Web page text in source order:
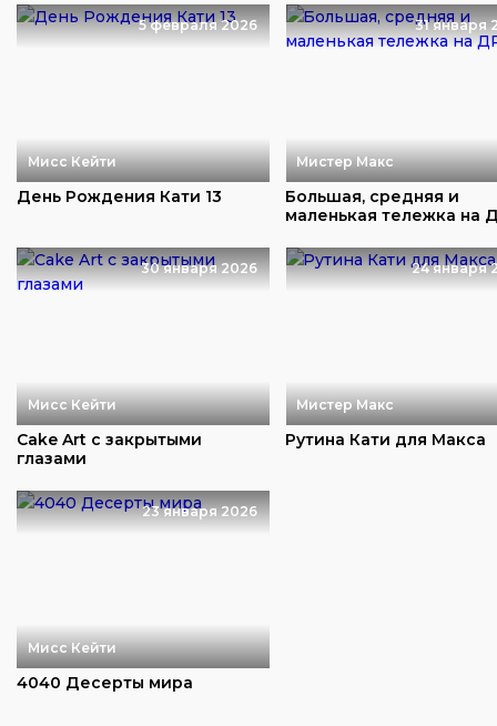
5 февраля 2026
Мисс Кейти
День Рождения Кати 13
31 января
Мистер Макс
Большая, средняя и
маленькая тележка на
30 января 2026
Мисс Кейти
Cake Art с закрытыми
глазами
24 января
Мистер Макс
Рутина Кати для Макса
23 января 2026
Мисс Кейти
4040 Десерты мира